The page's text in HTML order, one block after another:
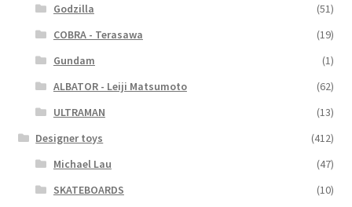
Godzilla
(51)
COBRA - Terasawa
(19)
Gundam
(1)
ALBATOR - Leiji Matsumoto
(62)
ULTRAMAN
(13)
Designer toys
(412)
Michael Lau
(47)
SKATEBOARDS
(10)